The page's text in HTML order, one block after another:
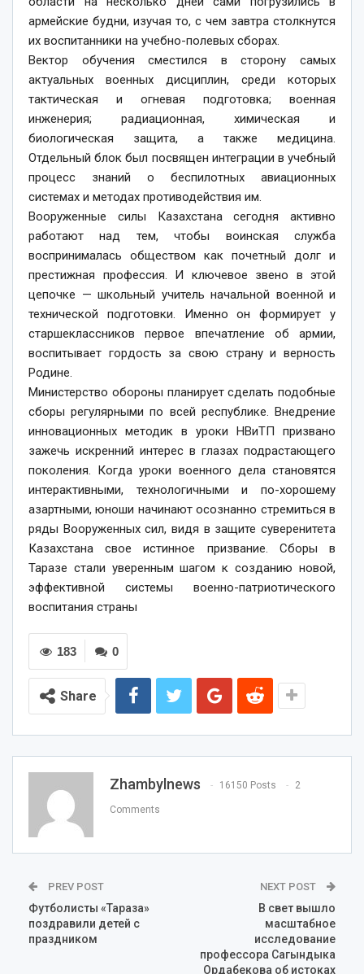
армейские будни, изучая то, с чем завтра столкнутся
их воспитанники на учебно-полевых сборах.
Вектор обучения сместился в сторону самых
актуальных военных дисциплин, среди которых
тактическая и огневая подготовка; военная
инженерия; радиационная, химическая и
биологическая защита, а также медицина.
Отдельный блок был посвящен интеграции в учебный
процесс знаний о беспилотных авиационных
системах и методах противодействия им.
Вооруженные силы Казахстана сегодня активно
работают над тем, чтобы воинская служба
воспринималась обществом как почетный долг и
престижная профессия. И ключевое звено в этой
цепочке — школьный учитель начальной военной и
технической подготовки. Именно он формирует у
старшеклассников первое впечатление об армии,
воспитывает гордость за свою страну и верность
Родине.
Министерство обороны планирует сделать подобные
сборы регулярными по всей республике. Внедрение
инновационных методик в уроки НВиТП призвано
зажечь искренний интерес в глазах подрастающего
поколения. Когда уроки военного дела становятся
интерактивными, технологичными и по-хорошему
азартными, юноши начинают осознанно стремиться в
ряды Вооруженных сил, видя в защите суверенитета
Казахстана свое истинное призвание. Сборы в
Таразе стали уверенным шагом к созданию новой,
эффективной системы военно-патриотического
воспитания страны
0
183
Share
Zhambylnews 16150 Posts 2
Comments
PREV POST
Футболисты «Тараза»
поздравили детей с
праздником
NEXT POST
В свет вышло
масштабное
исследование
профессора Сагындыка
Ордабекова об истоках